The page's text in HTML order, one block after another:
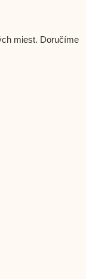
miest. Doručíme